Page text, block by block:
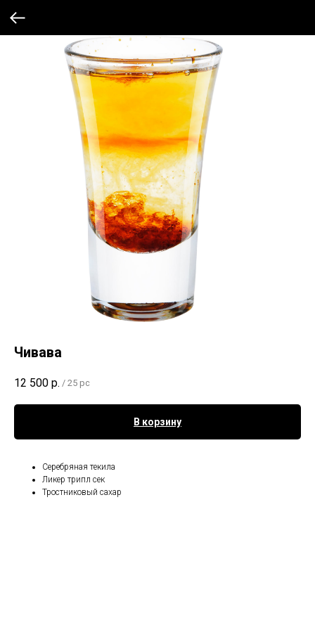
Чивава
12 500 р. / 25 pc
В корзину
Серебряная текила
Ликер трипл сек
Тростниковый сахар